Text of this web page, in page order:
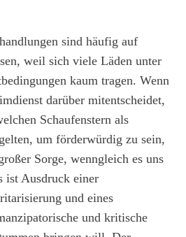
sind häufig auf
weil sich viele Läden unter
kaum tragen. Wenn
darüber mitentscheidet,
Schaufenstern als
um förderwürdig zu sein,
Sorge, wenngleich es uns
ist Ausdruck einer
und eines
und kritische